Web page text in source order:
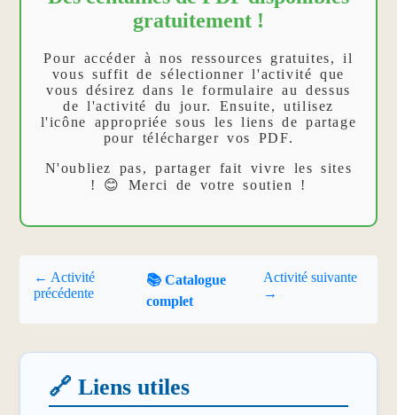
gratuitement !
Pour accéder à nos ressources gratuites, il
vous suffit de sélectionner l'activité que
vous désirez dans le formulaire au dessus
de l'activité du jour. Ensuite, utilisez
l'icône appropriée sous les liens de partage
pour télécharger vos PDF.
N'oubliez pas, partager fait vivre les sites
! 😊 Merci de votre soutien !
← Activité
précédente
📚 Catalogue
complet
Activité suivante
→
🔗 Liens utiles